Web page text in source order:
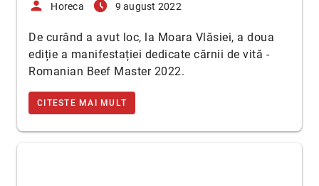
person Horeca access_time_filled 9 august 2022
De curând a avut loc, la Moara Vlăsiei, a doua
ediție a manifestației dedicate cărnii de vită -
Romanian Beef Master 2022.
CITESTE MAI MULT